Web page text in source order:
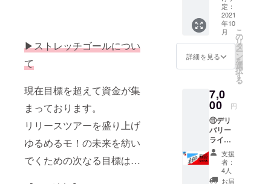
▶ストレッチゴールについ
て
現在目標を超えて資金が集
まっております。
リリースツアーを盛り上げ
ゆるめるモ！の未来を紡い
でくための次なる目標は…
でクレ
ジット
させて
頂きま
す。
ジット
不要な
方はお
手数で
「クレ
ジット
と記載
くださ
い。記
載ない
場合
は、お
申し込
み時の
お名前
でクレ
申し込
み時の
お名前
させて
頂きま
-申込時
のお願
い-- ※備
考欄に
ジット
で載せ
てくだ
さい。
クレ
ジット
不要な
方はお
手数で
すが
「クレ
変更が
あった
場合で
も、ご
支援金
の払い
ので予
めご了
承くだ
さい。 -
-申込時
のお願
い-- ※備
考欄に
クレ
ジット
をする
ことが
できま
す。
1.実施
日：10
(日) 2.
一都三
県（東
埼玉
県・千
葉県・
神奈川
県）の
どこか -
-注意事
【観覧
プラ
ン】 ・
クラウ
ドファ
ンディ
ング限
オル ・
メン
バーも
参加す
るチー
ム対抗
「ドッ
ジボー
ル大
会」の
定：
2021
年10
月
詳細を見る
こ
の
リ
タ
ー
ン
を
選
択
す
る
7,0
00 円
⑪デリ
バリー
ライフ
セイ
バー
コー
ス：ク
支援
者：
4人
お届